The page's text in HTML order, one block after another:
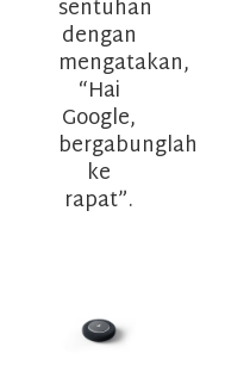
sentuhan
dengan
mengatakan,
“Hai
Google,
bergabunglah
ke
rapat”.